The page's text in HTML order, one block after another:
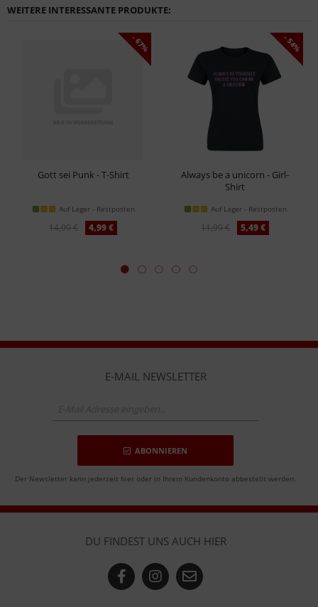
WEITERE INTERESSANTE PRODUKTE:
Gott sei Punk - T-Shirt
Auf Lager - Restposten
14,99 € 4,99 €
- 67%
Always be a unicorn - Girl-
Shirt
Auf Lager - Restposten
11,99 € 5,49 €
- 54%
E-MAIL NEWSLETTER
ABONNIEREN
Der Newsletter kann jederzeit hier oder in Ihrem Kundenkonto abbestellt werden.
DU FINDEST UNS AUCH HIER